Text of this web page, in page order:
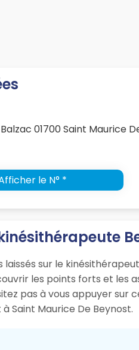
01700 Saint Maurice
le N° *
laissés sur le
les points forts et les
pas à vous appuyer
Saint Maurice De Beynost.